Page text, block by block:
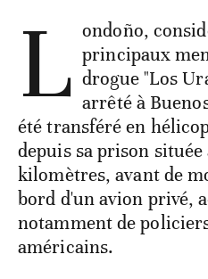
L ondoño,
principaux
drogue "Los
arrêté à
été transféré en
depuis sa prison
kilomètres, avant de
bord d'un avion privé,
notamment de
américains.